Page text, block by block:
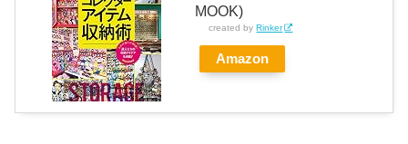
MOOK)
created byRinker
Amazon